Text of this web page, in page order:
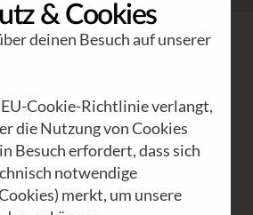
>
(29) ÖSTERREICH
(2) WIEN(3)
& Cookies
deinen Besuch auf unserer
Cookie-Richtlinie verlangt,
die Nutzung von Cookies
Besuch erfordert, dass sich
notwendige
merkt, um unsere